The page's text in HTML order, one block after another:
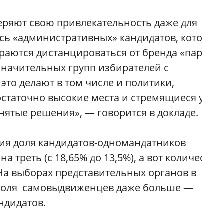
свою привлекательность даже для
«административных» кандидатов,
дистанцироваться от бренда
групп избирателей с
делают в том числе и политики,
высокие места и стремящиеся
решения», — говорится в докладе.
доля кандидатов-одномандатников
треть (с 18,65% до 13,5%), а вот
выборах представительных органов в
самовыдвиженцев даже больше —